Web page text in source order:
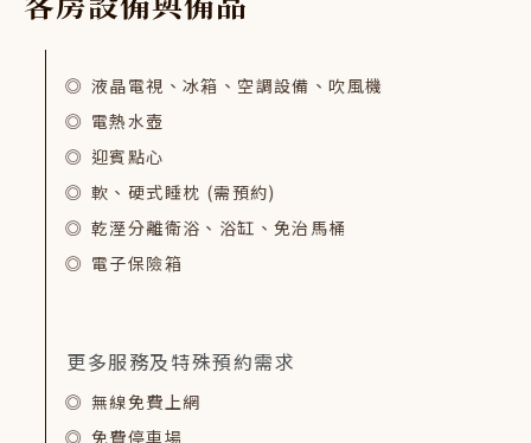
液晶電視、冰箱、空調設備、吹風機
電熱水壺
迎賓點心
軟、硬式睡枕 (需預約)
乾溼分離衛浴、浴缸、免治馬桶
電子保險箱
更多服務及特殊預約需求
無線免費上網
免費停車場